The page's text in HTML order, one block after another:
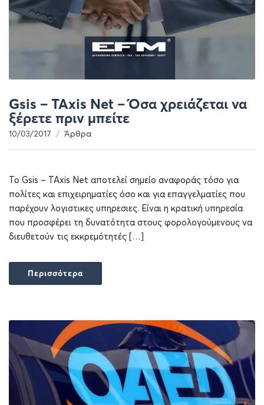
Gsis – TAxis Net – Όσα χρειάζεται να
ξέρετε πριν μπείτε
10/03/2017 Άρθρα
Το Gsis – TAxis Net αποτελεί σημείο αναφοράς τόσο για
πολίτες και επιχειρηματίες όσο και για επαγγελματίες που
παρέχουν λογιστικες υπηρεσιες. Είναι η κρατική υπηρεσία
που προσφέρει τη δυνατότητα στους φορολογούμενους να
διευθετούν τις εκκρεμότητές […]
Περισσότερα